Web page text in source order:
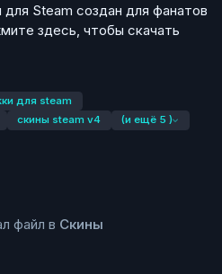
для Steam создан для фанатов
здесь, чтобы скачать
для steam
скины steam v4 (и ещё 5 )
файл в Скины